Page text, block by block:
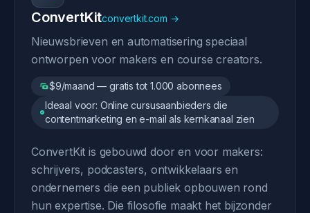
ConvertKitconvertkit.com →
Nieuwsbrieven en automatisering speciaal
ontworpen voor makers en course creators.
$9/maand — gratis tot 1.000 abonnees
Ideaal voor: Online cursusaanbieders die
contentmarketing en e-mail als kernkanaal zien
ConvertKit is gebouwd door en voor makers:
schrijvers, podcasters, ontwikkelaars en
ondernemers die een publiek opbouwen rond
hun expertise. Die filosofie maakt het bijzonder